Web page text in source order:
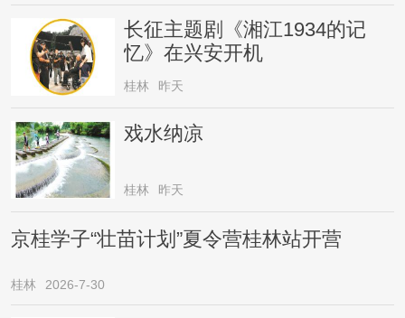
长征主题剧《湘江1934的记
忆》在兴安开机
桂林 昨天
戏水纳凉
桂林 昨天
京桂学子“壮苗计划”夏令营桂林站开营
桂林 2026-7-30